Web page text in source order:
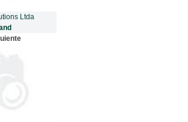
Ltda